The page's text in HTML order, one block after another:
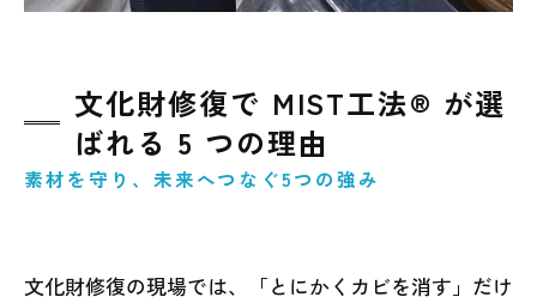
文化財修復で MIST工法® が選
ばれる 5 つの理由
素材を守り、未来へつなぐ5つの強み
文化財修復の現場では、「とにかくカビを消す」だけ